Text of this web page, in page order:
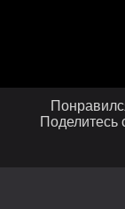
Поделитесь